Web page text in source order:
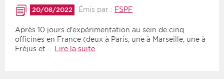
derniers jours
20/08/2022 Émis par : FSPF
Après 10 jours d’expérimentation au sein de cinq
officines en France (deux à Paris, une à Marseille, une à
Fréjus et…
Lire la suite